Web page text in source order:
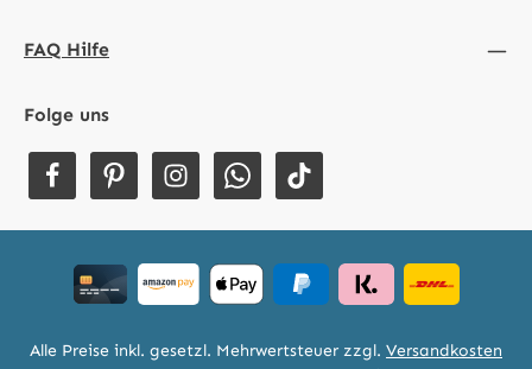
FAQ Hilfe
Folge uns
Alle Preise inkl. gesetzl. Mehrwertsteuer zzgl. Versandkosten